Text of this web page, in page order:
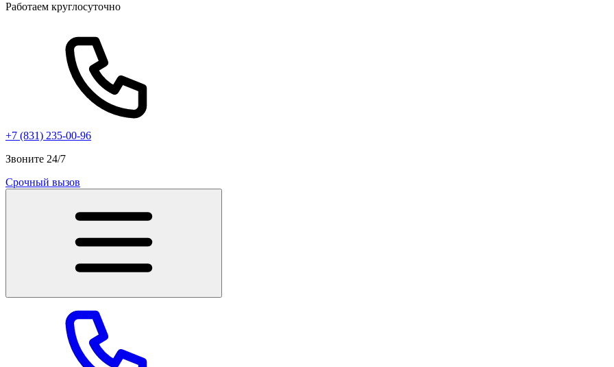
Работаем круглосуточно
+7 (831) 235-00-96
Звоните 24/7
Срочный вызов